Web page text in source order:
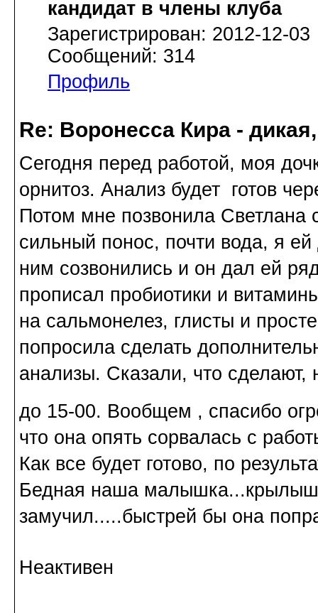
кандидат в члены клуба
Зарегистрирован: 2012-12-03
Сообщений: 314
Профиль
Re: Воронесса Кира -
Сегодня перед работой, моя
орнитоз. Анализ будет готов
Потом мне позвонила Светлана
сильный понос, почти вода, я
ним созвонились и он дал ей
прописал пробиотики и
на сальмонелез, глисты и
попросила сделать
анализы. Сказали, что сделают,
до 15-00. Вообщем , спасибо
что она опять сорвалась с
Как все будет готово, по
Бедная наша
замучил.....быстрей бы она
Неактивен